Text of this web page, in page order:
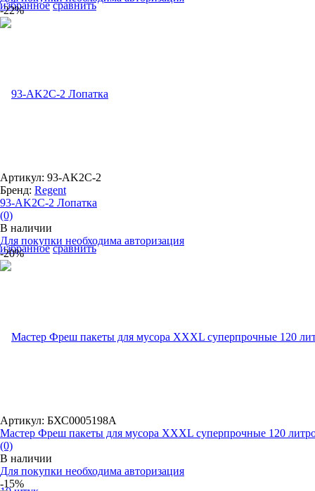
избранное сравнить
-22%
избранное сравнить
Артикул: 93-AK2C-2
Бренд: Regent
93-AK2C-2 Лопатка
(0)
В наличии
Для покупки необходима авторизация
-20%
Артикул: БХС0005198А
Мастер Фреш пакеты для мусора XXXL суперпрочные 120
(0)
В наличии
Для покупки необходима авторизация
-15%